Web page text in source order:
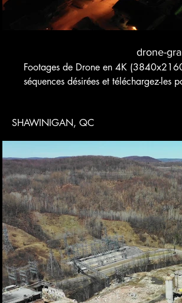
drone-
Footages de Drone en 4K
séquences désirées et téléchargez-les
SHAWINIGAN, QC
Voir bande-